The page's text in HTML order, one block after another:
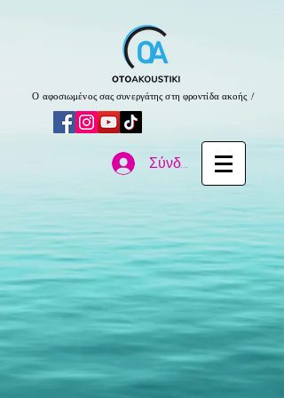
Ο αφοσιωμένος σας συνεργάτης στη φροντίδα ακοής !
Σύνδεση